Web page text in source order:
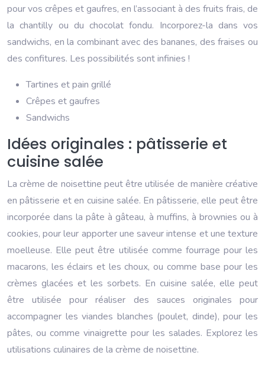
pour vos crêpes et gaufres, en l’associant à des fruits frais, de
la chantilly ou du chocolat fondu. Incorporez-la dans vos
sandwichs, en la combinant avec des bananes, des fraises ou
des confitures. Les possibilités sont infinies !
Tartines et pain grillé
Crêpes et gaufres
Sandwichs
Idées originales : pâtisserie et
cuisine salée
La crème de noisettine peut être utilisée de manière créative
en pâtisserie et en cuisine salée. En pâtisserie, elle peut être
incorporée dans la pâte à gâteau, à muffins, à brownies ou à
cookies, pour leur apporter une saveur intense et une texture
moelleuse. Elle peut être utilisée comme fourrage pour les
macarons, les éclairs et les choux, ou comme base pour les
crèmes glacées et les sorbets. En cuisine salée, elle peut
être utilisée pour réaliser des sauces originales pour
accompagner les viandes blanches (poulet, dinde), pour les
pâtes, ou comme vinaigrette pour les salades. Explorez les
utilisations culinaires de la crème de noisettine.